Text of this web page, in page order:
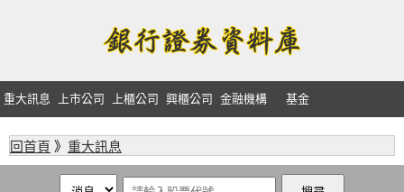
重大訊息 上市公司 上櫃公司 興櫃公司 金融機構 基金
回首頁 》 重大訊息